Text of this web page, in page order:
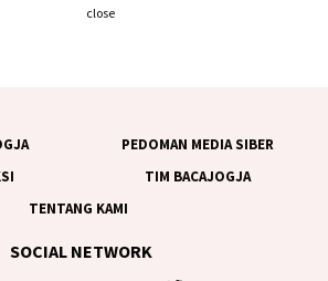
PEDOMAN MEDIA SIBER
TIM BACAJOGJA
TENTANG KAMI
SOCIAL NETWORK
close